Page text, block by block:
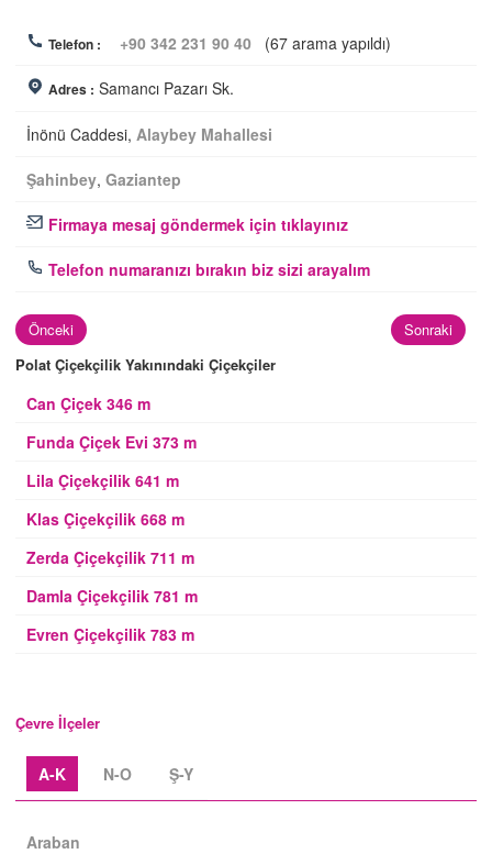
Telefon : +90 342 231 90 40 (67 arama yapıldı)
Adres : Samancı Pazarı Sk.
İnönü Caddesi, Alaybey Mahallesi
Şahinbey, Gaziantep
Firmaya mesaj göndermek için tıklayınız
Telefon numaranızı bırakın biz sizi arayalım
Önceki
Sonraki
Polat Çiçekçilik Yakınındaki Çiçekçiler
Can Çiçek 346 m
Funda Çiçek Evi 373 m
Lila Çiçekçilik 641 m
Klas Çiçekçilik 668 m
Zerda Çiçekçilik 711 m
Damla Çiçekçilik 781 m
Evren Çiçekçilik 783 m
Çevre İlçeler
A-K N-O Ş-Y
Araban